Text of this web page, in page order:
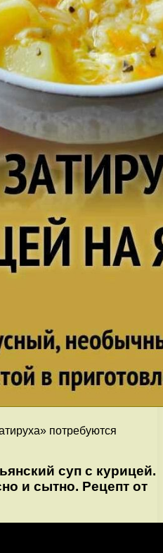
потребуются
суп с курицей.
и сытно. Рецепт от